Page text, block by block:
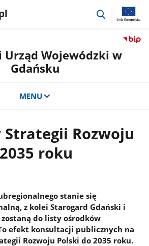
przejdź
Urząd Wojewódzki w
Gdańsku
MENU
Rozwoju
roku
stanie się
z kolei Starogard Gdański i
zostaną do listy ośrodków
efekt konsultacji publicznych na
Rozwoju Polski do 2035 roku.